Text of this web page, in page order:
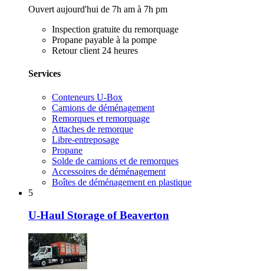
Ouvert aujourd'hui de 7h am à 7h pm
Inspection gratuite du remorquage
Propane payable à la pompe
Retour client 24 heures
Services
Conteneurs U-Box
Camions de déménagement
Remorques et remorquage
Attaches de remorque
Libre-entreposage
Propane
Solde de camions et de remorques
Accessoires de déménagement
Boîtes de déménagement en plastique
5
U-Haul Storage of Beaverton